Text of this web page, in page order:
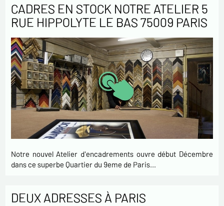
CADRES EN STOCK NOTRE ATELIER 5
RUE HIPPOLYTE LE BAS 75009 PARIS
Notre nouvel Atelier d'encadrements ouvre début Décembre
dans ce superbe Quartier du 9eme de Paris…
DEUX ADRESSES À PARIS